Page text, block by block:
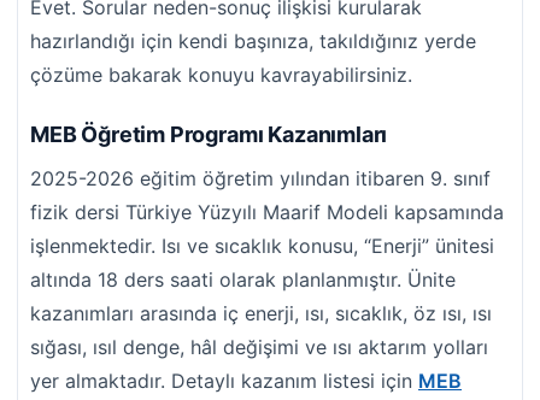
Evet. Sorular neden-sonuç ilişkisi kurularak
hazırlandığı için kendi başınıza, takıldığınız yerde
çözüme bakarak konuyu kavrayabilirsiniz.
MEB Öğretim Programı Kazanımları
2025-2026 eğitim öğretim yılından itibaren 9. sınıf
fizik dersi Türkiye Yüzyılı Maarif Modeli kapsamında
işlenmektedir. Isı ve sıcaklık konusu, “Enerji” ünitesi
altında 18 ders saati olarak planlanmıştır. Ünite
kazanımları arasında iç enerji, ısı, sıcaklık, öz ısı, ısı
sığası, ısıl denge, hâl değişimi ve ısı aktarım yolları
yer almaktadır. Detaylı kazanım listesi için MEB